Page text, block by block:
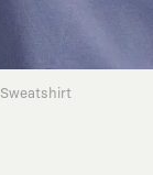
Sweatshirt